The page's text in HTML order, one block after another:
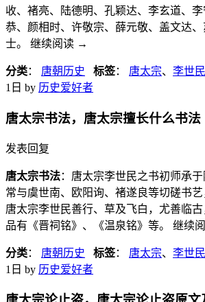
收、褚亮、陆德明、孔颖达、李玄道、
恭、颜相时、许敬宗、薛元敬、盖文达
士。 继续阅读 →
分类： 唐朝历史 标签： 唐太宗、 李世民
1日 by 历史爱好者
唐太宗书法，唐太宗擅长什么书法
发表回复
唐太宗书法：唐太宗李世民之书初师承
常与虞世南、欧阳询、褚遂良等切磋书艺
唐太宗李世民善行、草及飞白，尤善临
品有《晋祠铭》、《温泉铭》等。 继续
分类： 唐朝历史 标签： 唐太宗、 李世民
1日 by 历史爱好者